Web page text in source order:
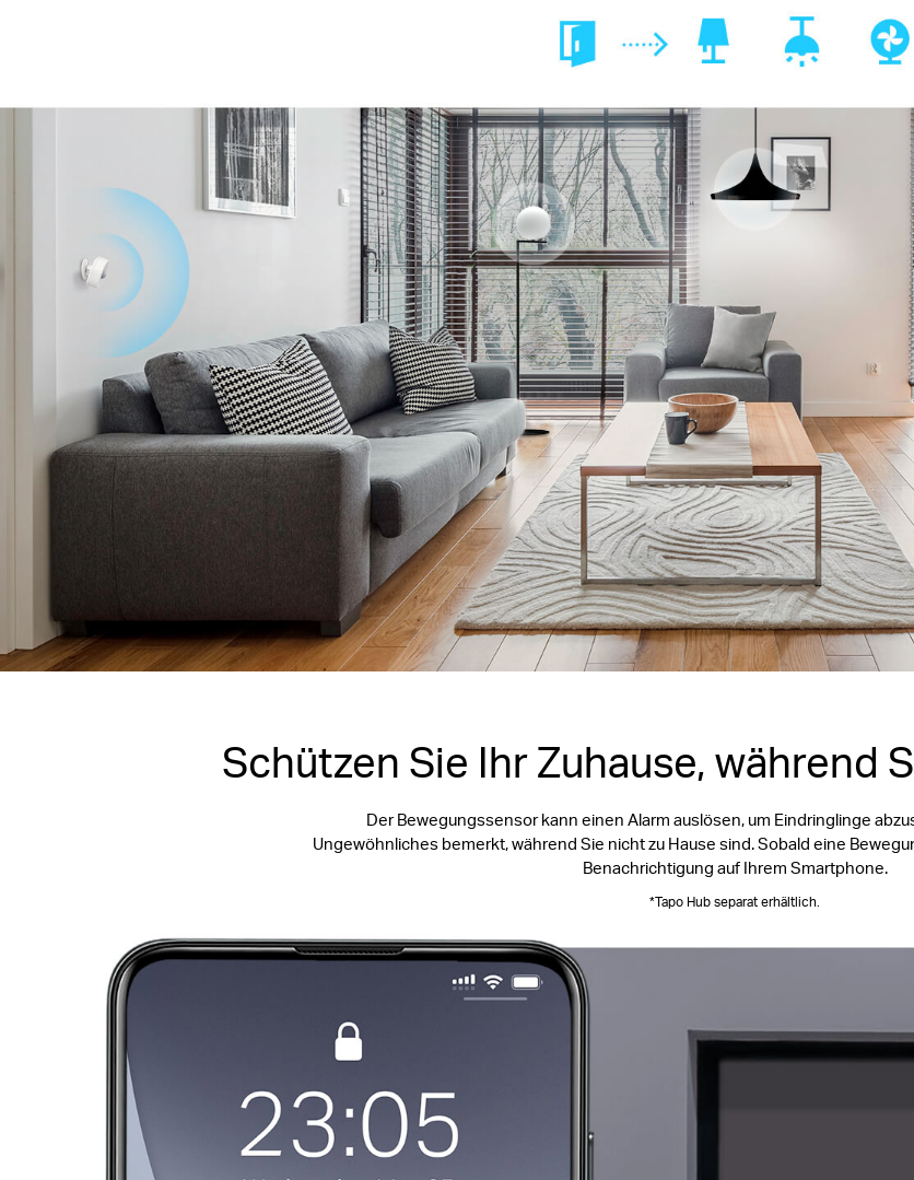
Schützen Sie Ihr Zuhause, während
Der Bewegungssensor kann einen Alarm auslösen, um Eindringlinge
Ungewöhnliches bemerkt, während Sie nicht zu Hause sind. Sobald eine
Benachrichtigung auf Ihrem Smartphone.
*Tapo Hub separat erhältlich.